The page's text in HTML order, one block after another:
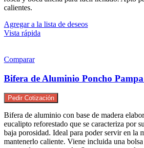
calientes.
Agregar a la lista de deseos
Vista rápida
Comparar
Bifera de Aluminio Poncho
Pedir Cotización
Bifera de aluminio con base de madera
eucalipto reforestado que se caracteriza por
baja porosidad. Ideal para poder servir en la
mantenerlo caliente. Viene incluida una